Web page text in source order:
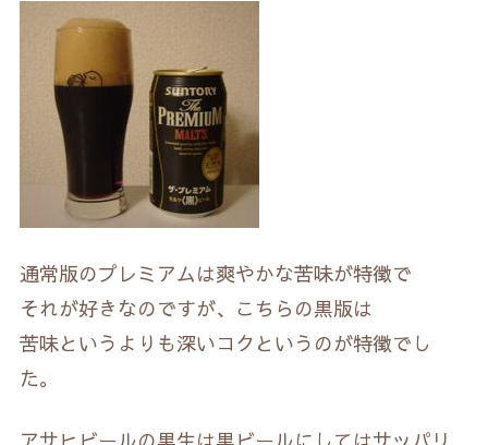
通常版のプレミアムは爽やかな苦味が特徴で
それが好きなのですが、こちらの黒版は
苦味というよりも深いコクというのが特徴でし
た。